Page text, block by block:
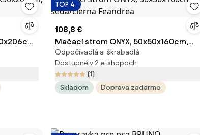
TOP 4
108,8 €
Mačací strom ONYX, 50x50x160cm,
šedá/čierna Feandrea
Odpočívadlá a škrabadlá
Dostupné v 2 e-shopoch
(1)
Skladom
Doprava zadarmo